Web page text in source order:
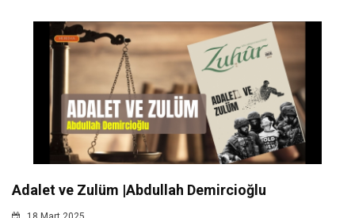
Adalet ve Zulüm |Abdullah Demircioğlu